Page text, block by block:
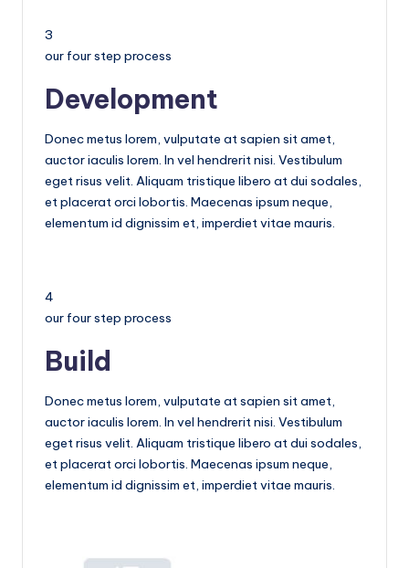
3
our four step process
Development
Donec metus lorem, vulputate at sapien sit amet,
auctor iaculis lorem. In vel hendrerit nisi. Vestibulum
eget risus velit. Aliquam tristique libero at dui sodales,
et placerat orci lobortis. Maecenas ipsum neque,
elementum id dignissim et, imperdiet vitae mauris.
4
our four step process
Build
Donec metus lorem, vulputate at sapien sit amet,
auctor iaculis lorem. In vel hendrerit nisi. Vestibulum
eget risus velit. Aliquam tristique libero at dui sodales,
et placerat orci lobortis. Maecenas ipsum neque,
elementum id dignissim et, imperdiet vitae mauris.